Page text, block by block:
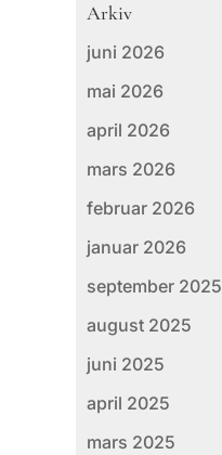
Arkiv
juni 2026
mai 2026
april 2026
mars 2026
februar 2026
januar 2026
september 2025
august 2025
juni 2025
april 2025
mars 2025